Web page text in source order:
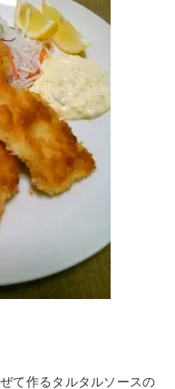
て作るタルタルソースの